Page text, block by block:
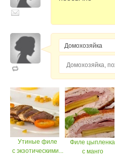
Утиные филе
с экзотическими...
Филе цыпленка
с манго